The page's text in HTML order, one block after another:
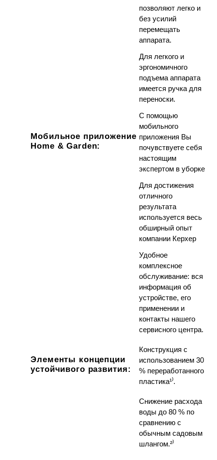
позволяют легко и
без усилий
перемещать
аппарата.
Для легкого и
эргономичного
подъема аппарата
имеется ручка для
переноски.
Мобильное приложение
Home & Garden:
С помощью
мобильного
приложения Вы
почувствуете себя
настоящим
экспертом в уборке
Для достижения
отличного
результата
используется весь
обширный опыт
компании Керхер
Удобное
комплексное
обслуживание: вся
информация об
устройстве, его
применении и
контакты нашего
сервисного центра.
Элементы концепции
устойчивого развития:
Конструкция с
использованием 30
% переработанного
пластика¹⁾.
Снижение расхода
воды до 80 % по
сравнению с
обычным садовым
шлангом.²⁾